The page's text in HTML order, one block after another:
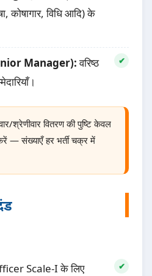
कोषागार, विधि आदि) के
Manager):वरिष्ठ
श्रेणीवार वितरण की पुष्टि केवल
— संख्याएँ हर भर्ती चक्र में
Scale-I के लिए